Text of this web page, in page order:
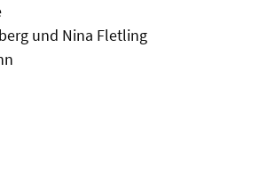
und Nina Fletling